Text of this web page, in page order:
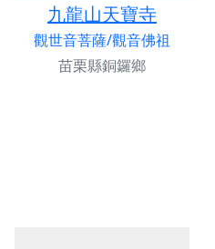
九龍山天寶寺
觀世音菩薩/觀音佛祖
苗栗縣銅鑼鄉